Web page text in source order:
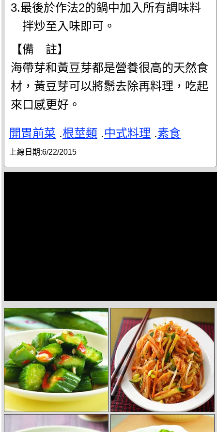
3.最後於作法2的鍋中加入所有調味料
拌炒至入味即可。
【備 註】
海帶芽和黃豆芽都是營養很高的天然食
材，黃豆芽可以將鬚去除再料理，吃起
來口感更好。
開胃前菜 .根莖類 .中式料理 .素食
上線日期:6/22/2015